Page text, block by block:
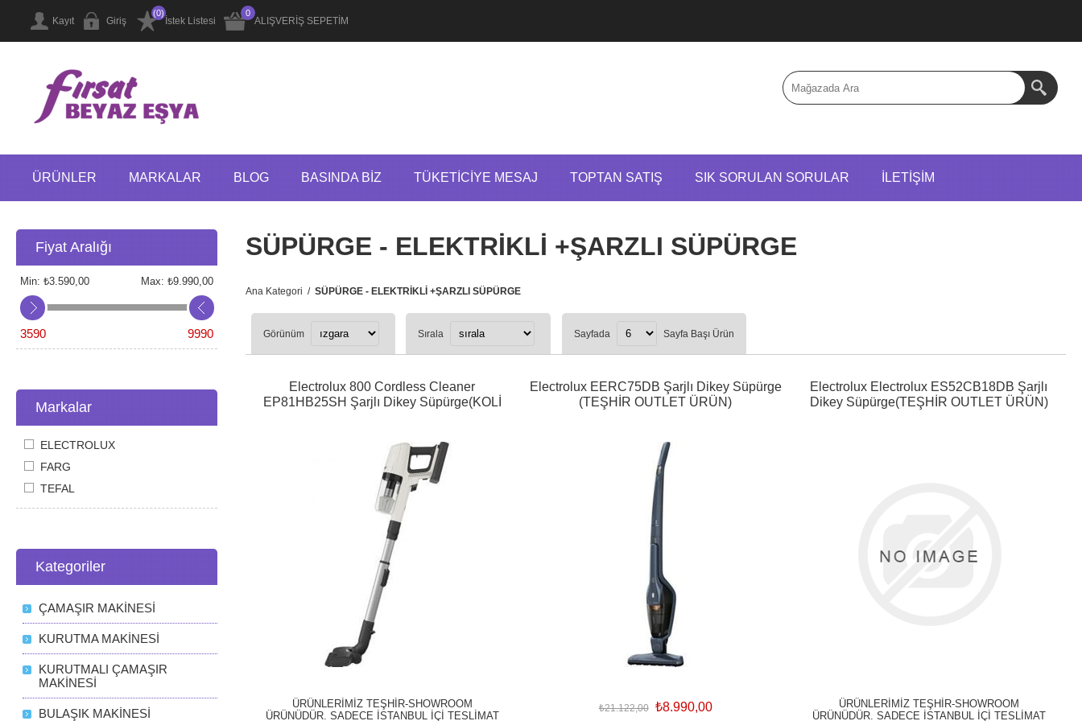
Kayıt Giriş İstek Listesi
(0)
ALIŞVERİŞ SEPETİM
0
ÜRÜNLER MARKALAR BLOG BASINDA BIZ TÜKETICIYE MESAJ TOPTAN SATIŞ SIK SORULAN SORULAR İLETIŞIM
SÜPÜRGE - ELEKTRİKLİ +ŞARZLI SÜPÜRGE
Ana Kategori / SÜPÜRGE - ELEKTRİKLİ +ŞARZLI SÜPÜRGE
Görünüm Sırala Sayfada Sayfa Başı Ürün
Electrolux 800 Cordless Cleaner
EP81HB25SH Şarjlı Dikey Süpürge(KOLİ
ÜRÜNLERİMİZ TEŞHİR-SHOWROOM
ÜRÜNÜDÜR. SADECE İSTANBUL İÇİ TESLİMAT
Electrolux EERC75DB Şarjlı Dikey Süpürge
(TEŞHİR OUTLET ÜRÜN)
₺21.122,00 ₺8.990,00
Electrolux Electrolux ES52CB18DB Şarjlı
Dikey Süpürge(TEŞHİR OUTLET ÜRÜN)
ÜRÜNLERİMİZ TEŞHİR-SHOWROOM
ÜRÜNÜDÜR. SADECE İSTANBUL İÇİ TESLİMAT
Fiyat Aralığı
Min: ₺3.590,00 Max: ₺9.990,00
3590 9990
Markalar
ELECTROLUX
FARG
TEFAL
Kategoriler
ÇAMAŞIR MAKİNESİ
KURUTMA MAKİNESİ
KURUTMALI ÇAMAŞIR
MAKİNESİ
BULAŞIK MAKİNESİ